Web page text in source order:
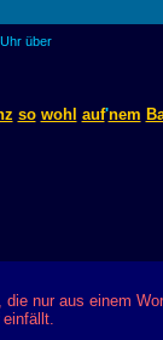
über
so wohl auf'nem
nur aus einem